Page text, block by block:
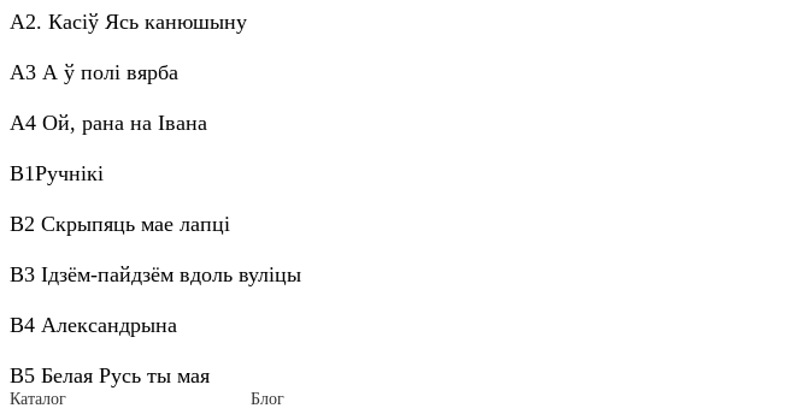
А2. Касіў Ясь канюшыну
А3 А ў полі вярба
А4 Ой, рана на Івана
B1Ручнiкi
B2 Скрыпяць мае лапці
B3 Ідзём-пайдзём вдоль вуліцы
B4 Александрына
B5 Белая Русь ты мая
Каталог Блог